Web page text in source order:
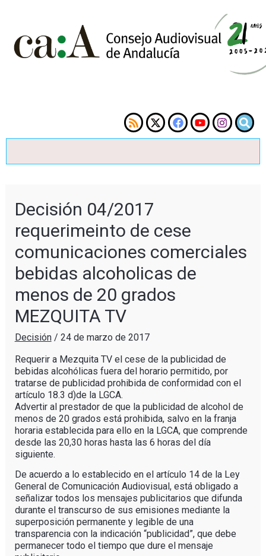
Decisión 04/2017
requerimeinto de cese
comunicaciones comerciales
bebidas alcoholicas de
menos de 20 grados
MEZQUITA TV
Decisión/ 24 de marzo de 2017
Requerir a Mezquita TV el cese de la publicidad de
bebidas alcohólicas fuera del horario permitido, por
tratarse de publicidad prohibida de conformidad con el
artículo 18.3 d)de la LGCA.
Advertir al prestador de que la publicidad de alcohol de
menos de 20 grados está prohibida, salvo en la franja
horaria establecida para ello en la LGCA, que comprende
desde las 20,30 horas hasta las 6 horas del día
siguiente.
De acuerdo a lo establecido en el artículo 14 de la Ley
General de Comunicación Audiovisual, está obligado a
señalizar todos los mensajes publicitarios que difunda
durante el transcurso de sus emisiones mediante la
superposición permanente y legible de una
transparencia con la indicación “publicidad”, que debe
permanecer todo el tiempo que dure el mensaje